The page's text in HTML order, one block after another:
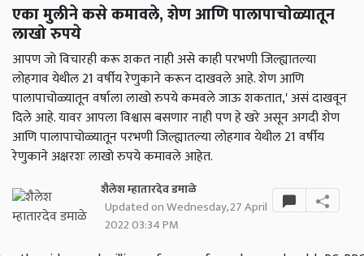
एका मुलीने कसे कमावले, शेण आणि पालापाचोळ्यातून
लाखो रुपये
आपण जो विचारही करू शकत नाही असे काही परभणी जिल्ह्यातल्या
लोहगाव येथील 21 वर्षीय रेणुकाने करून दाखवले आहे. शेण आणि
पालापाचोळ्यातून वर्षाला लाखो रुपये कमवले जाऊ शकतात,' असं दाखवून
दिले आहे. यावर आपला विश्वास बसणार नाही पण हे खरे असून अगदी शेण
आणि पालापाचोळ्यातून परभणी जिल्ह्यातल्या लोहगाव येथील 21 वर्षीय
रेणुकाने अक्षरशः लाखो रुपये कमावले आहेत.
शैलेश म्हातारदेव डमाळे
Updated on Wednesday, 27 April
2022 03:34 PM